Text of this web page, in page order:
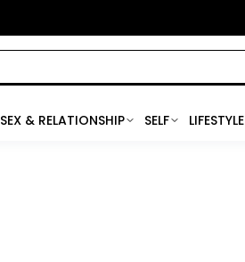
SEX & RELATIONSHIP SELF LIFESTYLE